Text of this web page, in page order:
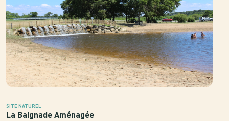
La Baignade Aménagée
SITE NATUREL